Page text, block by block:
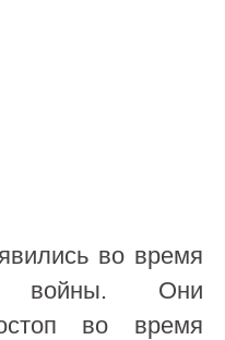
во время
войны. Они
во время